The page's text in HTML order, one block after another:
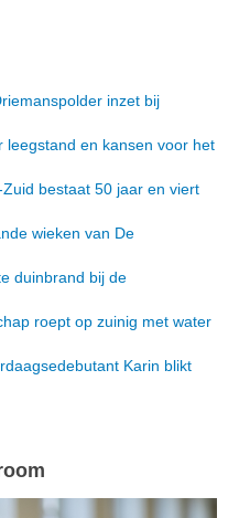
inzet bij
leegstand en kansen voor het
bestaat 50 jaar en viert
wieken van De
duinbrand bij de
roept op zuinig met water
Karin blikt